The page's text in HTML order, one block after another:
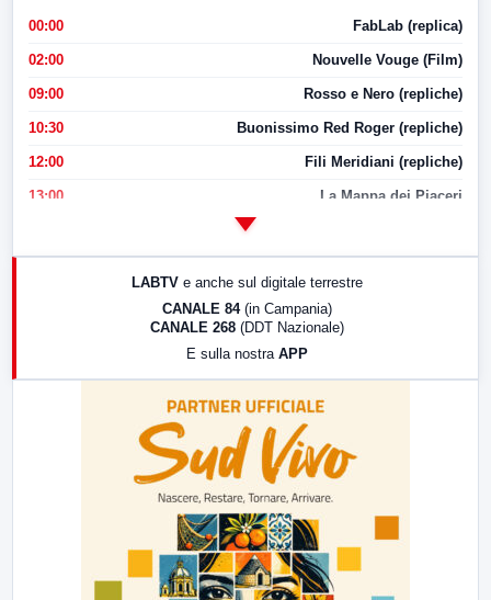
00:00 FabLab (replica)
02:00 Nouvelle Vouge (Film)
09:00 Rosso e Nero (repliche)
10:30 Buonissimo Red Roger (repliche)
12:00 Fili Meridiani (repliche)
13:00 La Mappa dei Piaceri
LABTV e anche sul digitale terrestre
CANALE 84 (in Campania)
CANALE 268 (DDT Nazionale)
E sulla nostra APP